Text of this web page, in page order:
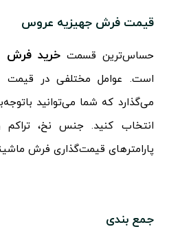
قیمت فرش جهیزیه عروس
حساس‌ترین قسمتخرید فرش
است. عوامل مختلفی در قیمت
می‌گذارد که شما می‌توانید
انتخاب کنید. جنس نخ، تراکم
پارامترهای قیمت‌گذاری فرش
جمع بندی